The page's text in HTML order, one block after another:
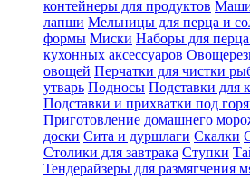
контейнеры для продуктов
лапши Мельницы для перца и
формы Миски Наборы для
кухонных аксессуаров
овощей Перчатки для чистки
утварь Подносы Подставки для
Подставки и прихватки под
Приготовление домашнего
доски Сита и дуршлаги Скалки
Столики для завтрака Ступки
Тендерайзеры для размягчения